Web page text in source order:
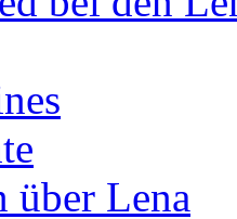
über Lena